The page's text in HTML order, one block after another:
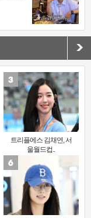
트리플에스 김채연, 서
울월드컵..